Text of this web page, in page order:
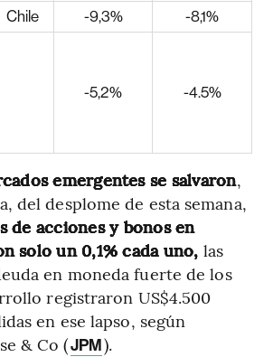
Chile -9,3%
-8,1%
-5,2% -4.5%
emergentes se salvaron,
del desplome de esta semana,
de acciones y bonos en
solo un 0,1% cada uno, las
en moneda fuerte de los
registraron US$4.500
en ese lapso, según
& Co (JPM).